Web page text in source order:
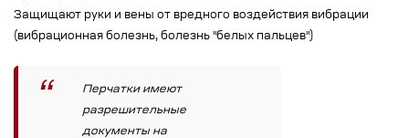
Защищают руки и вены от вредного воздействия вибрации
(вибрационная болезнь, болезнь "белых пальцев")
Перчатки имеют
разрешительные
документы на